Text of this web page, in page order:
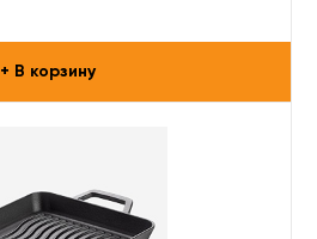
+ В корзину